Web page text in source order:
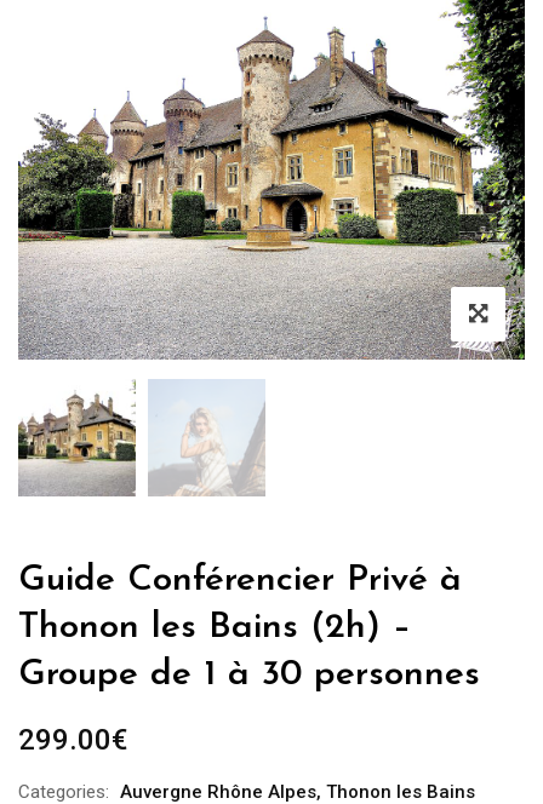
Guide Conférencier Privé à
Thonon les Bains (2h) –
Groupe de 1 à 30 personnes
299.00€
Categories: Auvergne Rhône Alpes, Thonon les Bains